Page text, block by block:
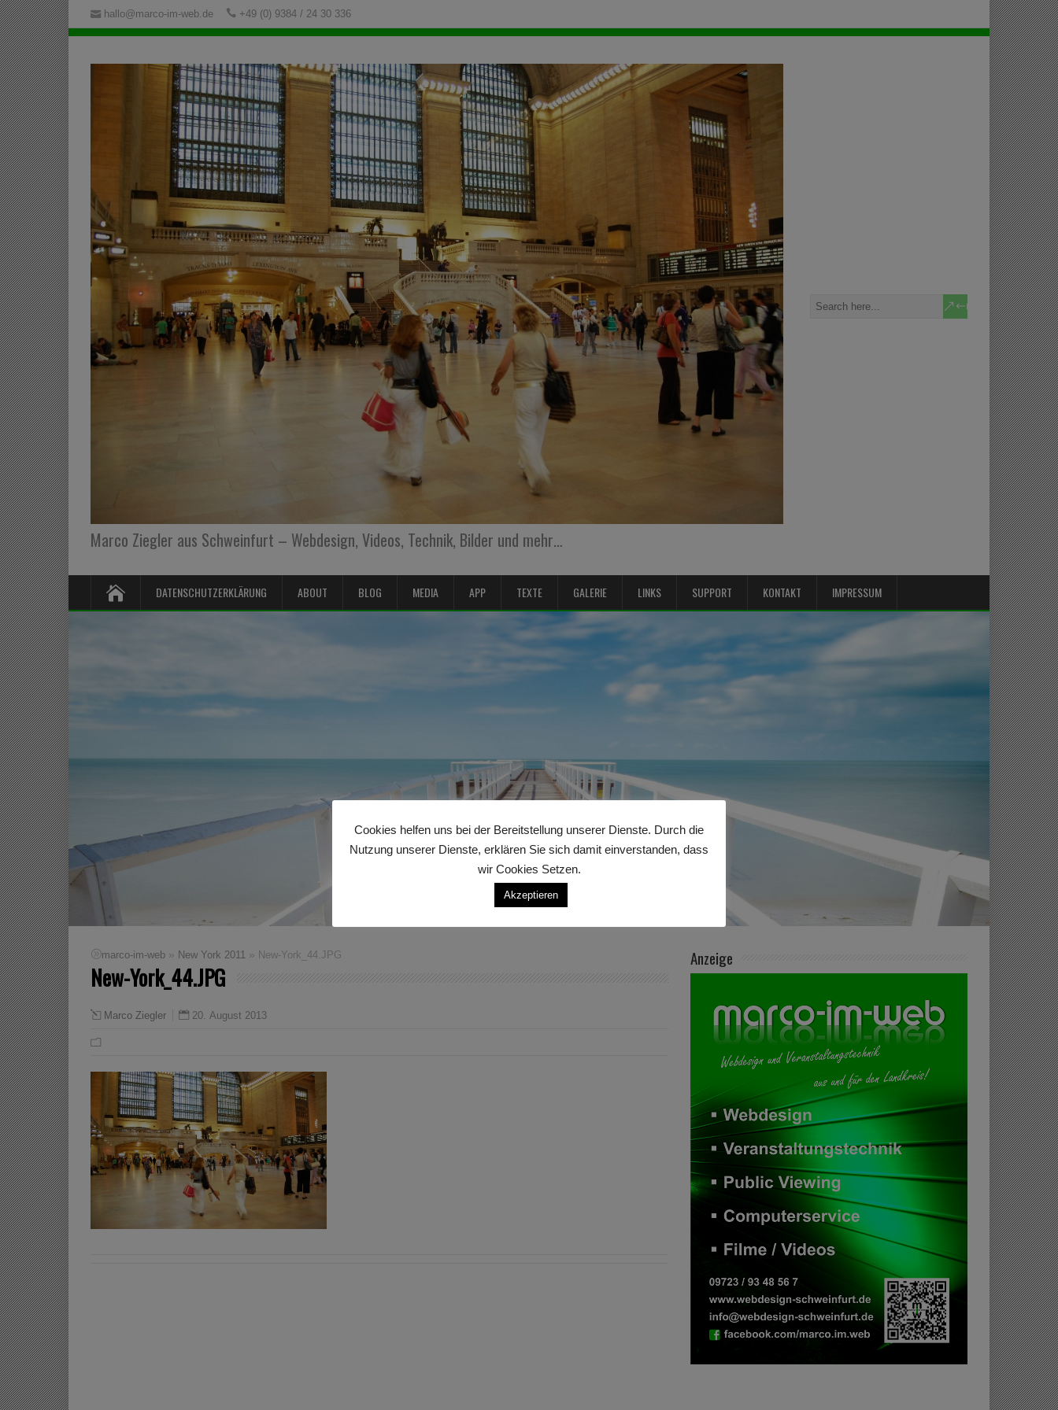
hallo@marco-im-web.de +49 (0) 9384 / 24 30 336
Marco Ziegler aus Schweinfurt – Webdesign, Videos, Technik, Bilder und mehr…
DATENSCHUTZERKLÄRUNG ABOUT BLOG MEDIA APP TEXTE GALERIE LINKS SUPPORT KONTAKT IMPRESSUM
marco-im-web » New York 2011 » New-York_44.JPG
New-York_44.JPG
Marco Ziegler 20. August 2013
Anzeige
Cookies helfen uns bei der Bereitstellung unserer Dienste. Durch die
Nutzung unserer Dienste, erklären Sie sich damit einverstanden, dass
wir Cookies Setzen.
Akzeptieren